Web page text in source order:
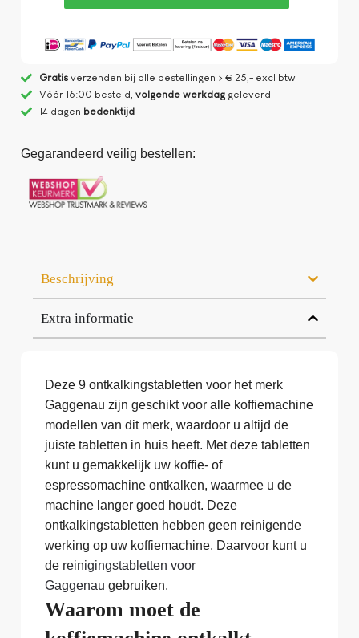
Gratisverzenden bij alle bestellingen > € 25,- excl btw
Vòòr 16:00 besteld, volgende werkdaggeleverd
14 dagen bedenktijd
Gegarandeerd veilig bestellen:
Beschrijving
Extra informatie
Deze 9 ontkalkingstabletten voor het merk
Gaggenau zijn geschikt voor alle koffiemachine
modellen van dit merk, waardoor u altijd de
juiste tabletten in huis heeft. Met deze tabletten
kunt u gemakkelijk uw koffie- of
espressomachine ontkalken, waarmee u de
machine langer goed houdt. Deze
ontkalkingstabletten hebben geen reinigende
werking op uw koffiemachine. Daarvoor kunt u
de reinigingstabletten voor
Gaggenau gebruiken.
Waarom moet de